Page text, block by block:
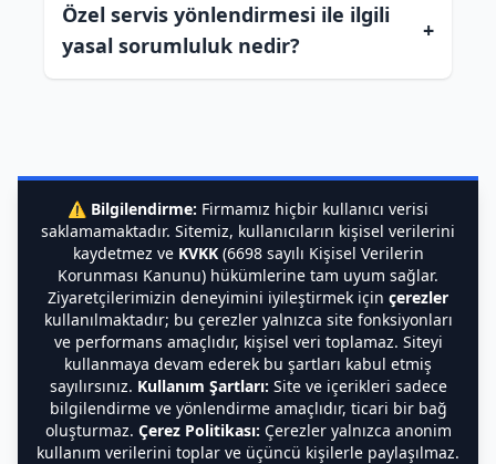
Özel servis yönlendirmesi ile ilgili
yasal sorumluluk nedir?
+
⚠️ Bilgilendirme: Firmamız hiçbir kullanıcı verisi
saklamamaktadır. Sitemiz, kullanıcıların kişisel verilerini
kaydetmez ve KVKK(6698 sayılı Kişisel Verilerin
Korunması Kanunu) hükümlerine tam uyum sağlar.
Ziyaretçilerimizin deneyimini iyileştirmek için çerezler
kullanılmaktadır; bu çerezler yalnızca site fonksiyonları
ve performans amaçlıdır, kişisel veri toplamaz. Siteyi
kullanmaya devam ederek bu şartları kabul etmiş
sayılırsınız. Kullanım Şartları: Site ve içerikleri sadece
bilgilendirme ve yönlendirme amaçlıdır, ticari bir bağ
oluşturmaz. Çerez Politikası: Çerezler yalnızca anonim
kullanım verilerini toplar ve üçüncü kişilerle paylaşılmaz.